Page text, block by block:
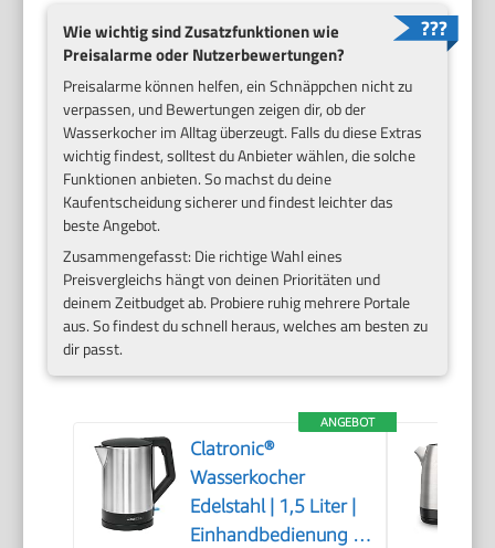
Wie wichtig sind Zusatzfunktionen wie
Preisalarme oder Nutzerbewertungen?
Preisalarme können helfen, ein Schnäppchen nicht zu
verpassen, und Bewertungen zeigen dir, ob der
Wasserkocher im Alltag überzeugt. Falls du diese Extras
wichtig findest, solltest du Anbieter wählen, die solche
Funktionen anbieten. So machst du deine
Kaufentscheidung sicherer und findest leichter das
beste Angebot.
Zusammengefasst: Die richtige Wahl eines
Preisvergleichs hängt von deinen Prioritäten und
deinem Zeitbudget ab. Probiere ruhig mehrere Portale
aus. So findest du schnell heraus, welches am besten zu
dir passt.
ANGEBOT
Clatronic®
Wasserkocher
Edelstahl | 1,5 Liter |
Einhandbedienung |